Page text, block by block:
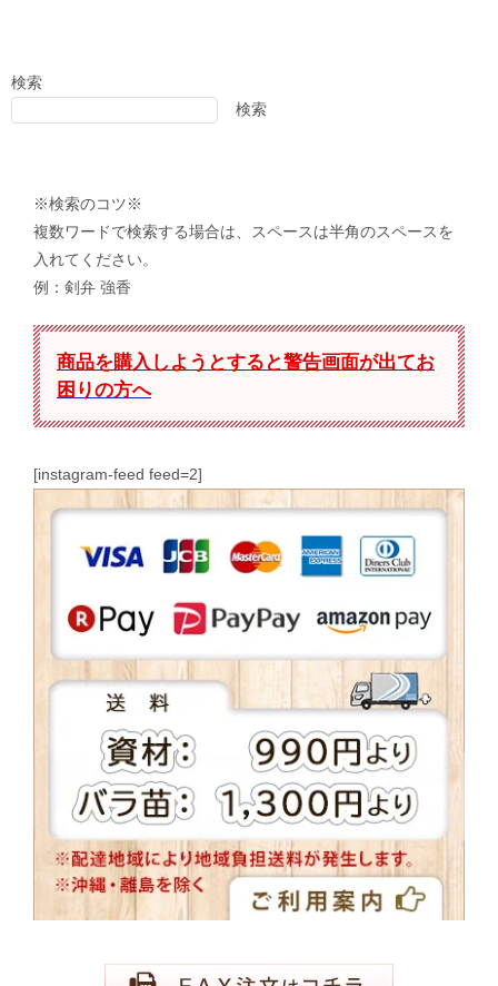
検索
検索
※検索のコツ※
複数ワードで検索する場合は、スペースは半角のスペースを
入れてください。
例：剣弁 強香
商品を購入しようとすると警告画面が出てお
困りの方へ
[instagram-feed feed=2]